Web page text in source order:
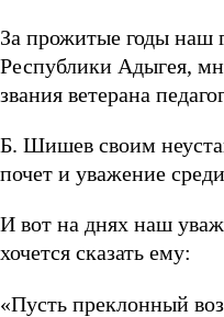
За прожитые годы наш
Республики Адыгея,
звания ветерана
Б. Шишев своим
почет и уважение
И вот на днях наш
хочется сказать ему:
«Пусть преклонный